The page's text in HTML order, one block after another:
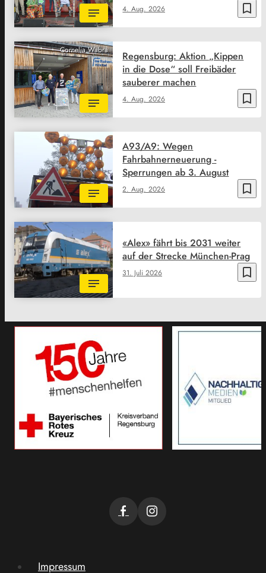
bookmark_border
4. Aug. 2026
Cornelia Wabra
bookmark_border
4. Aug. 2026
Regensburg: Aktion „Kippen
in die Dose“ soll Freibäder
sauberer machen
bookmark_border
2. Aug. 2026
A93/A9: Wegen
Fahrbahnerneuerung -
Sperrungen ab 3. August
bookmark_border
31. Juli 2026
«Alex» fährt bis 2031 weiter
auf der Strecke München-Prag
Impressum